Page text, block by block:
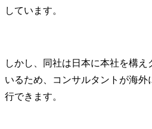
しています。
しかし、同社は日本に本社を構え
いるため、コンサルタントが海外
行できます。